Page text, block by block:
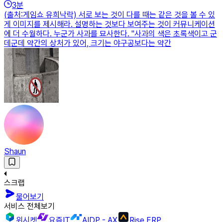
3분
(출처:게임쇼 유희낙락) 서로 보는 것이 다를 때는 같은 것을 볼 수 있
게 이미지를 제시해라. 설명하는 것보다 보여주는 것이 커뮤니케이션
에 더 수월하다. 누군가 사과를 묘사한다. "사과의 색은 초록색이고 군
데군데 약간의 상처가 있어, 크기는 야구공보다는 약간
Shaun
스크랩
물어보기
서비스 전체보기